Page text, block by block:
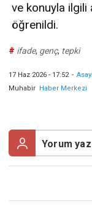
ve konuyla
öğrenildi.
# ifade, genç, tepki
17 Haz 2026 - 17:52 -
Muhabir
Haber Merkezi